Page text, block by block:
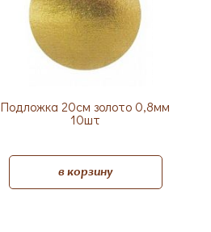
Подложка 20см золото 0,8мм
10шт
в корзину